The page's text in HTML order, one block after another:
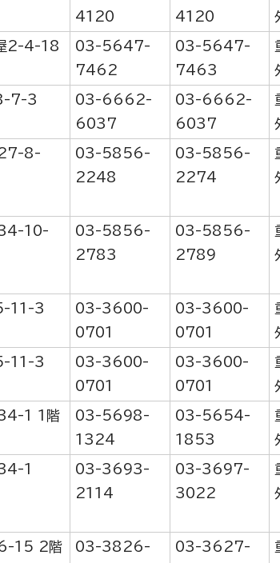
4120
4120
2-4-18
03-5647-
7462
03-5647-
7463
7-3
03-6662-
6037
03-6662-
6037
8-
03-5856-
2248
03-5856-
2274
10-
03-5856-
2783
03-5856-
2789
11-3
03-3600-
0701
03-3600-
0701
11-3
03-3600-
0701
03-3600-
0701
1 1階
03-5698-
1324
03-5654-
1853
1
03-3693-
2114
03-3697-
3022
15 2階
03-3826-
03-3627-